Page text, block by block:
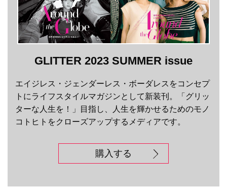
GLITTER 2023 SUMMER issue
エイジレス・ジェンダーレス・ボーダレスをコンセプ
トにライフスタイルマガジンとして新装刊。「グリッ
ターな人生を！」目指し、人生を輝かせるためのモノ
コトヒトをクローズアップするメディアです。
購入する